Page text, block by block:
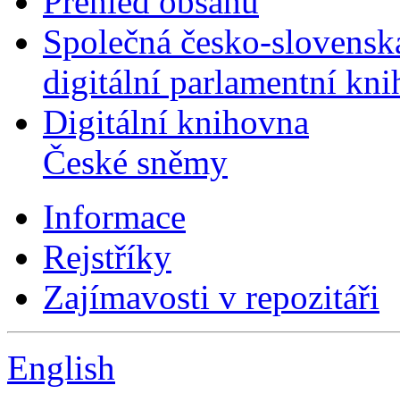
Společná česko-
digitální parlamentní
Digitální knihovna
České sněmy
Informace
Rejstříky
Zajímavosti v repozitáři
English